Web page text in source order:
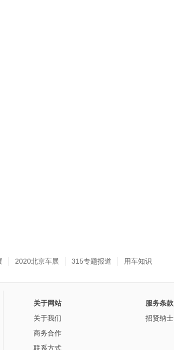
2020北京车展 315专题报道 用车知识
关于网站
关于我们
商务合作
联系方式
服务条款
招贤纳士